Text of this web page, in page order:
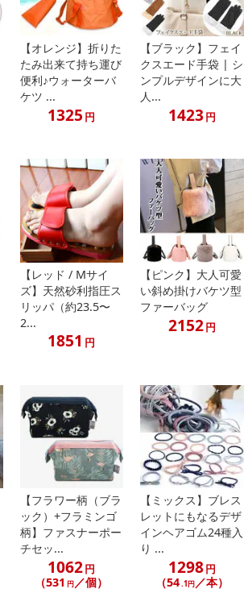
ださい。そのままご使用を続けますと症状を
ます。
など、異常のある部位にはお使いにならな
ご注意ください。万が一目に入ったときは
分洗い流してください。すすいでも目に異物
医にご相談ください。
あらゆるトラブルには、弊社は一切の責任
了承ください。
発送します。海外輸入品のため、パッケー
ており、多少のスレ、汚れ、破れなどがある
予めご了承ください。
写真と色、柄(LOGO)が若干異なる場合があり
告なく仕様が若干変更になる場合がござい
さい。
端末により、質感・色合いが実際の商品と
ございます。
人差があります。
れ物の指定が出来ない為、到着時にパッケ
金等させていただきますので、ご連絡お願いい
いでの返品は一切受付けません。着払いで商
、キャンセル返金処理を行いかねますのでご
い上の注意点】
の場所、直射日光のあたる場所にはおかな
い場所に保管して下さい。
音がするまでキャップをきちんと閉めて下
まま放置すると乾いて描けなくなる場合が
【オレンジ】折りた
たみ出来て持ち運び
便利♪ウォーターバ
ケツ ...
1325 円
【ブラック】フェイ
クスエード手袋 | シ
ンプルデザインに大
人...
1423円
【レッド / Mサイ
ズ】天然砂利指圧ス
リッパ（約23.5〜
2...
1851 円
【ピンク】大人可愛
い斜め掛けバケツ型
ファーバッグ
2152円
【フラワー柄（ブラ
ック）+フラミンゴ
柄】ファスナーポー
チセッ...
1062円
（531 円／個）
【ミックス】ブレス
レットにもなるデザ
インヘアゴム24種入
り ...
1298円
（54.1円／本）